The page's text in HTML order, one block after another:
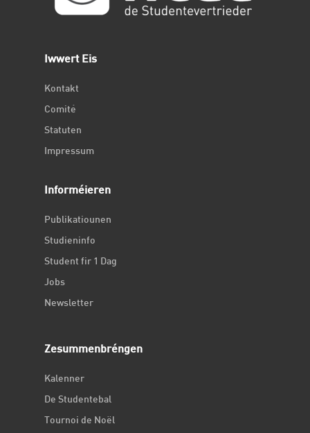
Iwwert Eis
Kontakt
Comité
Statuten
Impressum
Informéieren
Publikatiounen
Studieninfo
Student fir 1 Dag
Jobs
Newsletter
Zesummenbréngen
Kalenner
De Studentebal
Tournoi de Noël